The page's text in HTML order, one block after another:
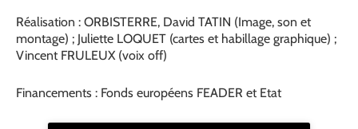
Réalisation : ORBISTERRE, David TATIN (Image, son et
montage) ; Juliette LOQUET (cartes et habillage graphique) ;
Vincent FRULEUX (voix off)
Financements : Fonds européens FEADER et Etat